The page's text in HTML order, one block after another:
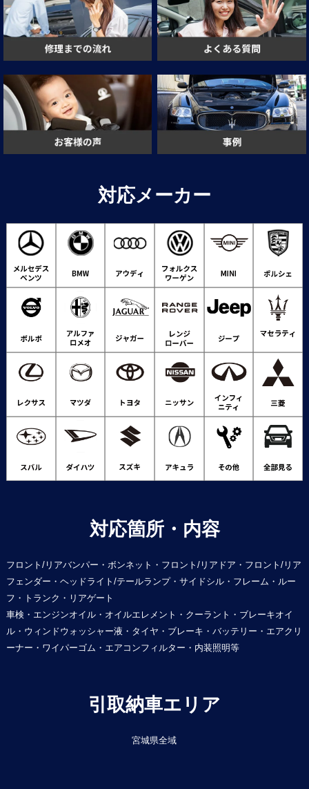
対応メーカー
対応箇所・内容
フロント/リアバンパー・ボンネット・フロント/リアドア・フロント/リア
フェンダー・ヘッドライト/テールランプ・サイドシル・フレーム・ルー
フ・トランク・リアゲート
車検・エンジンオイル・オイルエレメント・クーラント・ブレーキオイ
ル・ウィンドウォッシャー液・タイヤ・ブレーキ・バッテリー・エアクリ
ーナー・ワイパーゴム・エアコンフィルター・内装照明等
引取納車エリア
宮城県全域